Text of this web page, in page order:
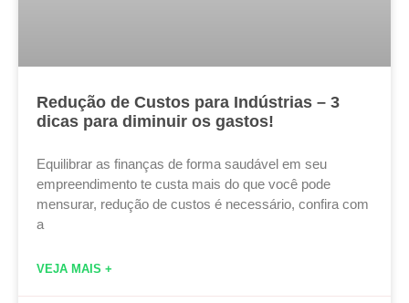
Redução de Custos para Indústrias – 3
dicas para diminuir os gastos!
Equilibrar as finanças de forma saudável em seu
empreendimento te custa mais do que você pode
mensurar, redução de custos é necessário, confira com
a
VEJA MAIS +